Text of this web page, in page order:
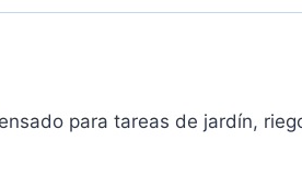
para tareas de jardín,